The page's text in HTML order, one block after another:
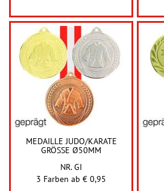
MEDAILLE JUDO/KARATE
GRÖSSE Ø50MM
NR. GI
3 Farben ab € 0,95